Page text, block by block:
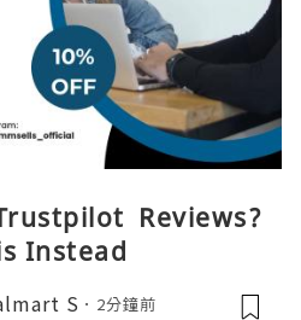
Reviews?
Instead
S 2分鐘前